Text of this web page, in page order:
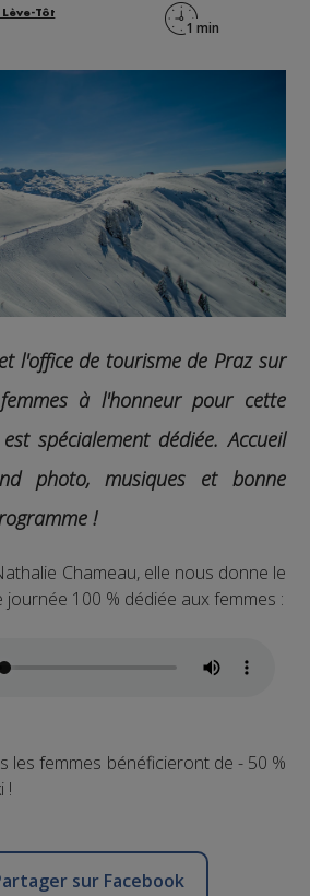
Tôt
l'office de tourisme de Praz sur
à l'honneur pour cette
spécialement dédiée. Accueil
photo, musiques et bonne
!
Chameau, elle nous donne le
100 % dédiée aux femmes :
les femmes bénéficieront de - 50 %
!
sur Facebook